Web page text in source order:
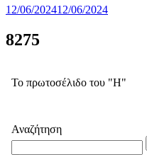
12/06/202412/06/2024
8275
Το πρωτοσέλιδο του "Η"
Αναζήτηση